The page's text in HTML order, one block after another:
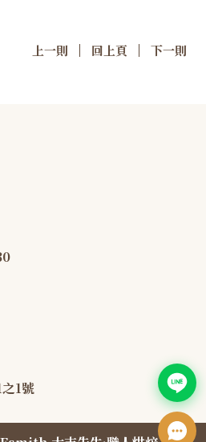
上一則 | 回上頁 |下一則
1號